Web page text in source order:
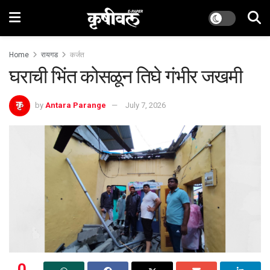
Home रायगड कर्जत
घराची भिंत कोसळून तिघे गंभीर जखमी
by Antara Parange July 7, 2026